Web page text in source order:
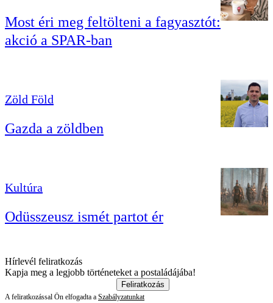
Most éri meg feltölteni a fagyasztót:
akció a SPAR-ban
Zöld Föld
Gazda a zöldben
Kultúra
Odüsszeusz ismét partot ér
Hírlevél feliratkozás
Kapja meg a legjobb történeteket a postaládájába!
Feliratkozás
A feliratkozással Ön elfogadta a Szabályzatunkat